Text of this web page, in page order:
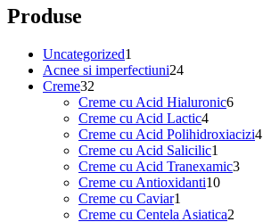
Produse
Uncategorized1
produs
Acnee si imperfectiuni2424
produse
Creme32
de
produse
Creme cu Acid Hialuronic66
Creme cu Acid Lactic44
produse
Creme cu Acid Polihidroxiacizi44
Creme cu Acid Salicilic1
produs
Creme cu Acid Tranexamic33
Creme cu Antioxidanti1010
Creme cu Caviar1
produs
Creme cu Centela Asiatica2